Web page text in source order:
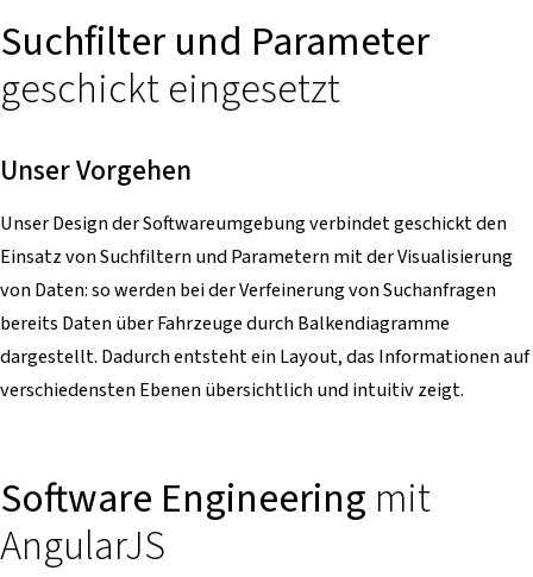
Suchfilter und Parameter
geschickt eingesetzt
Unser Vorgehen
Unser Design der Softwareumgebung verbindet geschickt den
Einsatz von Suchfiltern und Parametern mit der Visualisierung
von Daten: so werden bei der Verfeinerung von Suchanfragen
bereits Daten über Fahrzeuge durch Balkendiagramme
dargestellt. Dadurch entsteht ein Layout, das Informationen auf
verschiedensten Ebenen übersichtlich und intuitiv zeigt.
Software Engineering mit
AngularJS